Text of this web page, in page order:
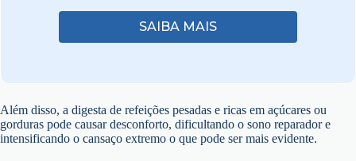
SAIBA MAIS
Além disso, a digesta de refeições pesadas e ricas em açúcares ou
gorduras pode causar desconforto, dificultando o sono reparador e
intensificando o cansaço extremo o que pode ser mais evidente.